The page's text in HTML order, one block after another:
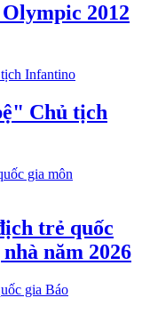
2012
Chủ tịch
trẻ quốc
năm 2026